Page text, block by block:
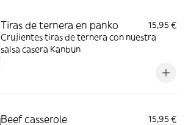
Tiras de ternera en panko
15,95 €
Crujientes tiras de ternera con nuestra
salsa casera Kanbun
Beef casserole
15,95 €